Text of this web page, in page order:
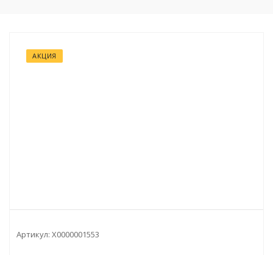
АКЦИЯ
Артикул: X0000001553